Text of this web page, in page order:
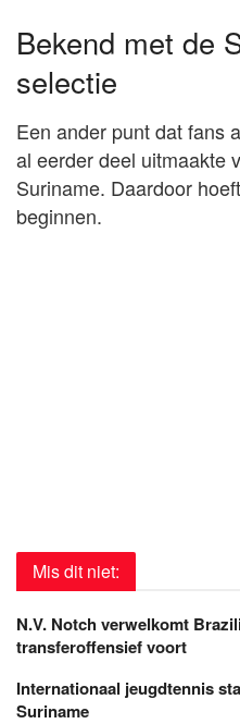
Bekend met de
selectie
Een ander punt dat fans
al eerder deel uitmaakte
Suriname. Daardoor
beginnen.
Mis dit niet:
N.V. Notch verwelkomt
transferoffensief voort
Internationaal jeugdtennis
Suriname